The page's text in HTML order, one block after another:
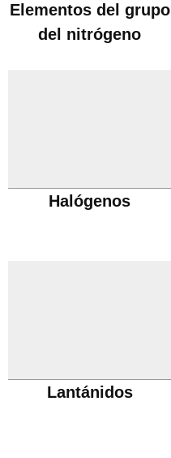
Elementos del grupo
del nitrógeno
Halógenos
Lantánidos